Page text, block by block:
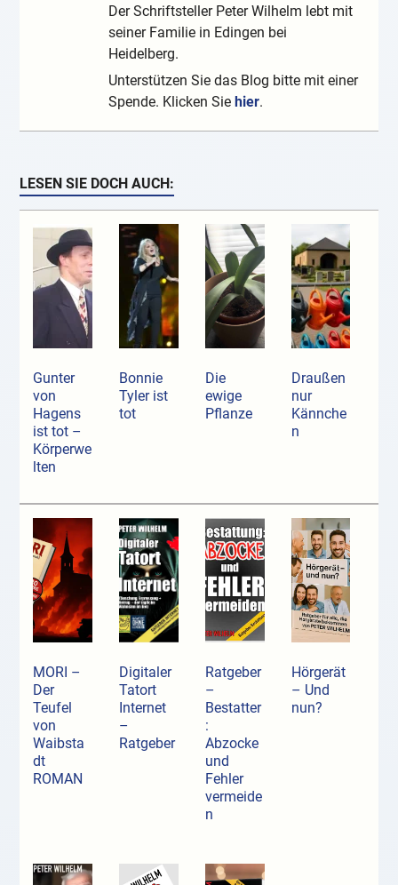
Der Schriftsteller Peter Wilhelm lebt mit
seiner Familie in Edingen bei
Heidelberg.
Unterstützen Sie das Blog bitte mit einer
Spende. Klicken Siehier.
LESEN SIE DOCH AUCH:
Gunter
von
Hagens
ist tot –
Körperwe
lten
Bonnie
Tyler ist
tot
Die
ewige
Pflanze
Draußen
nur
Kännche
n
MORI –
Der
Teufel
von
Waibsta
dt
ROMAN
Digitaler
Tatort
Internet
–
Ratgeber
Ratgeber
–
Bestatter
:
Abzocke
und
Fehler
vermeide
n
Hörgerät
– Und
nun?